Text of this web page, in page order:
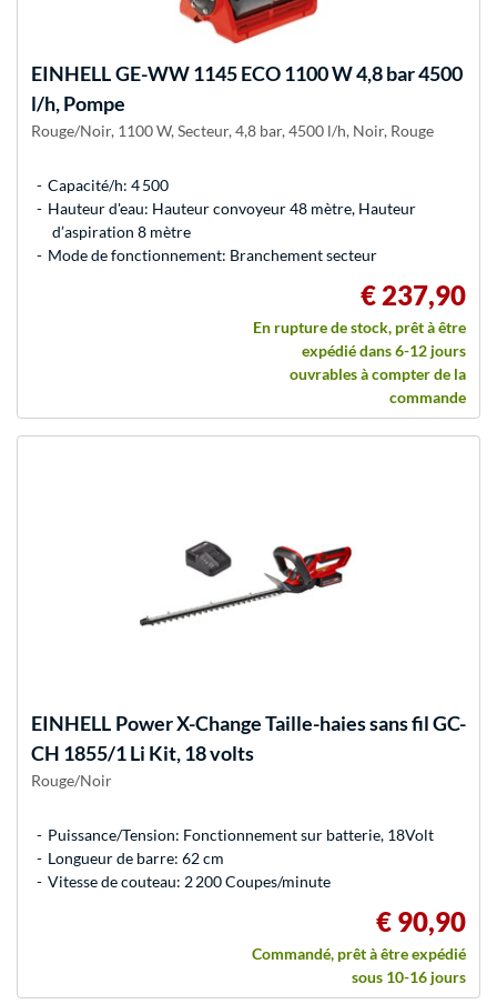
EINHELLGE-WW 1145 ECO 1100 W 4,8 bar 4500
l/h, Pompe
Rouge/Noir, 1100 W, Secteur, 4,8 bar, 4500 l/h, Noir, Rouge
Capacité/h: 4 500
Hauteur d'eau: Hauteur convoyeur 48 mètre, Hauteur
d’aspiration 8 mètre
Mode de fonctionnement: Branchement secteur
€ 237,90
En rupture de stock, prêt à être
expédié dans 6-12 jours
ouvrables à compter de la
commande
EINHELL Power X-Change Taille-haies sans fil GC-
CH 1855/1 Li Kit, 18 volts
Rouge/Noir
Puissance/Tension: Fonctionnement sur batterie, 18Volt
Longueur de barre: 62 cm
Vitesse de couteau: 2 200 Coupes/minute
€ 90,90
Commandé, prêt à être expédié
sous 10-16 jours